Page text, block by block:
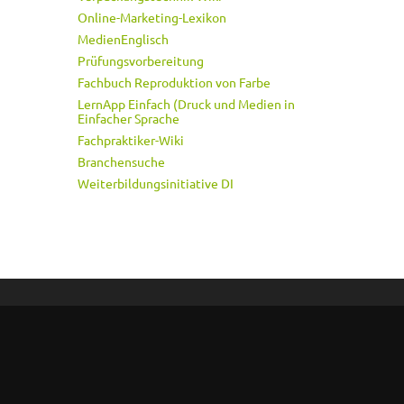
Online-Marketing-Lexikon
MedienEnglisch
Prüfungsvorbereitung
Fachbuch Reproduktion von Farbe
LernApp Einfach (Druck und Medien in
Einfacher Sprache
Fachpraktiker-Wiki
Branchensuche
Weiterbildungsinitiative DI